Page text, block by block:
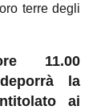
terre degli
11.00
la
ai